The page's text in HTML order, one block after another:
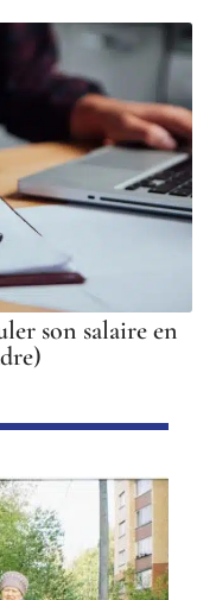
son salaire en